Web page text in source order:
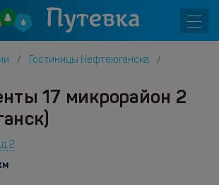
Гостиницы Нефтеюганска
17 микрорайон 2